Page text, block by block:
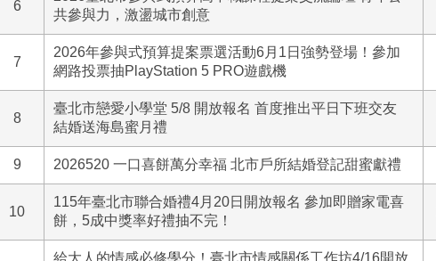
6
共參與力，激盪城市創意
7
2026年參與式預算提案票選活動6月1日強勢登場！參加
網路投票抽PlayStation 5 PRO遊戲機
8
臺北市戀愛小學堂 5/8 開放報名 首度推出平日下班交友
結婚送海島蜜月禮
9 2026520 一口喜餅萬分幸福 北市戶所結婚登記甜蜜獻禮
10
115年臺北市聯合婚禮4月20日開放報名 參加即贈家電喜
餅，5成中獎率好禮抽不完！